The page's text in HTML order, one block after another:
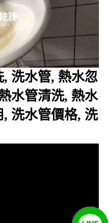
洗水管, 熱水忽
水管清洗, 熱水
洗水管價格, 洗